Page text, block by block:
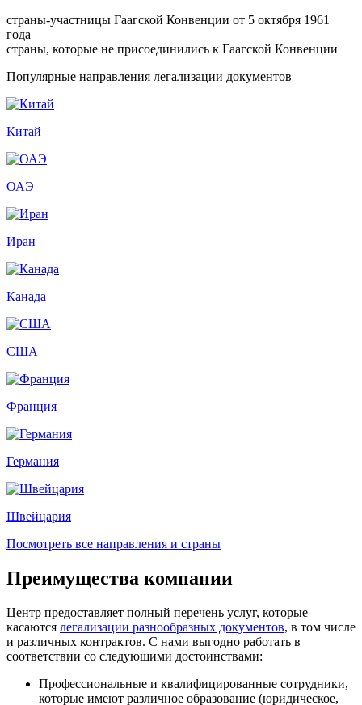
страны-участницы Гаагской Конвенции от 5 октября 1961
года
страны, которые не присоединились к Гаагской Конвенции
Популярные направления легализации документов
Китай
ОАЭ
Иран
Канада
США
Франция
Германия
Швейцария
Посмотреть все направления и страны
Преимущества компании
Центр предоставляет полный перечень услуг, которые
касаются легализации разнообразных документов, в том числе
и различных контрактов. С нами выгодно работать в
соответствии со следующими достоинствами:
Профессиональные и квалифицированные сотрудники,
которые имеют различное образование (юридическое,